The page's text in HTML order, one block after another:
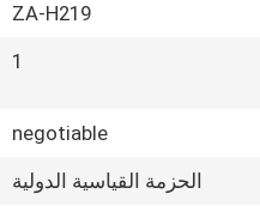
ZA-H219
1
negotiable
الحزمة القياسية الدولية